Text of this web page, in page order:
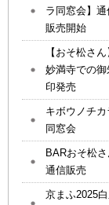
ラ同窓会】通
販売開始
【おそ松さん
妙満寺での御
印発売
キボウノチカ
同窓会
BARおそ松さ
通信販売
京まふ2025